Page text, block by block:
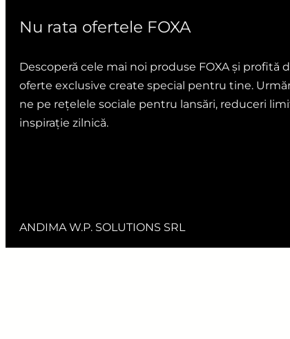
Nu rata ofertele FOXA
Descoperă cele mai noi produse FOXA și profită
oferte exclusive create special pentru tine.
ne pe rețelele sociale pentru lansări, reduceri
inspirație zilnică.
ANDIMA W.P. SOLUTIONS SRL